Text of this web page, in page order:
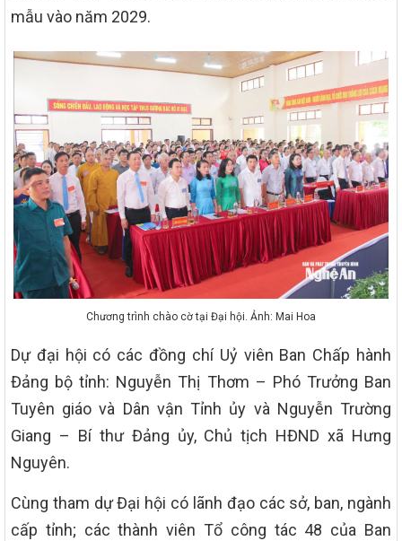
mẫu vào năm 2029.
Chương trình chào cờ tại Đại hội. Ảnh: Mai Hoa
Dự đại hội có các đồng chí Uỷ viên Ban Chấp hành
Đảng bộ tỉnh: Nguyễn Thị Thơm – Phó Trưởng Ban
Tuyên giáo và Dân vận Tỉnh ủy và Nguyễn Trường
Giang – Bí thư Đảng ủy, Chủ tịch HĐND xã Hưng
Nguyên.
Cùng tham dự Đại hội có lãnh đạo các sở, ban, ngành
cấp tỉnh; các thành viên Tổ công tác 48 của Ban